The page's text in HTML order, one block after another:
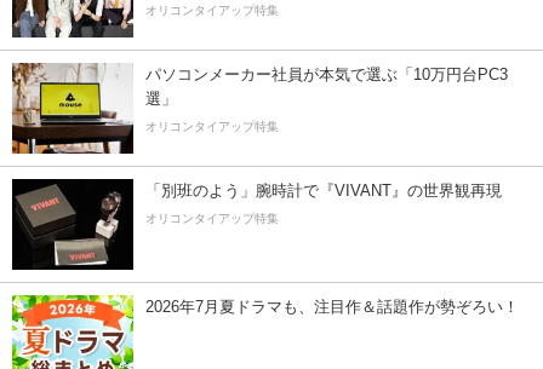
オリコンタイアップ特集
パソコンメーカー社員が本気で選ぶ「10万円台PC3
選」
オリコンタイアップ特集
「別班のよう」腕時計で『VIVANT』の世界観再現
オリコンタイアップ特集
2026年7月夏ドラマも、注目作＆話題作が勢ぞろい！